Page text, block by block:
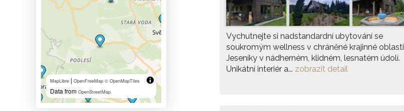
Vychutnejte si nadstandardní ubytování se
soukromým wellness v chráněné krajinné oblasti
Jeseníky v nádherném, klidném, lesnatém údolí.
Unikátní interiér a... zobrazit detail
MapLibre | OpenFreeMap © OpenMapTiles
Data from OpenStreetMap